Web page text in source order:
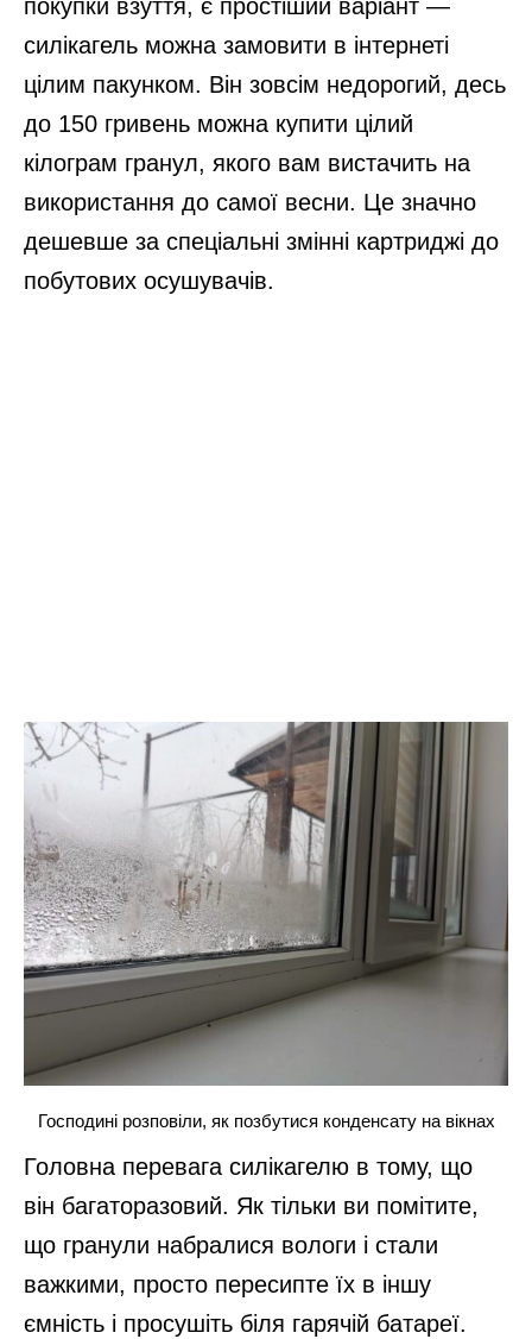
покупки взуття, є простіший варіант —
силікагель можна замовити в інтернеті
цілим пакунком. Він зовсім недорогий, десь
до 150 гривень можна купити цілий
кілограм гранул, якого вам вистачить на
використання до самої весни. Це значно
дешевше за спеціальні змінні картриджі до
побутових осушувачів.
Господині розповіли, як позбутися конденсату на вікнах
Головна перевага силікагелю в тому, що
він багаторазовий. Як тільки ви помітите,
що гранули набралися вологи і стали
важкими, просто пересипте їх в іншу
ємність і просушіть біля гарячій батареї.